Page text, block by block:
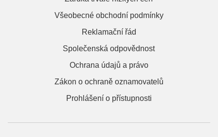
Všeobecné obchodní podmínky
Reklamační řád
Společenská odpovědnost
Ochrana údajů a právo
Zákon o ochraně oznamovatelů
Prohlášení o přístupnosti